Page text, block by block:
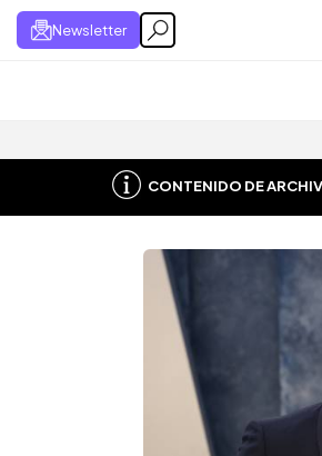
Newsletter
CONTENIDO DE